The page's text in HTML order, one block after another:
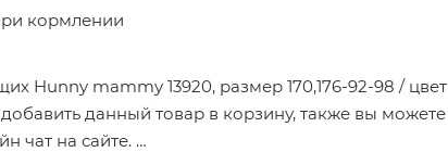
кормлении
Hunny mammy 13920, размер 170,176-92-98 / цвет
данный товар в корзину, также вы можете
чат на сайте.